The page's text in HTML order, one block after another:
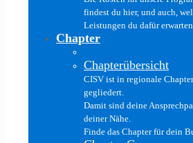
findest du hier, und auch,
Leistungen du dafür
Chapter
Chapterübersicht
CISV ist in regionale Chapter
gegliedert.
Damit sind deine
deiner Nähe.
Finde das Chapter für dein